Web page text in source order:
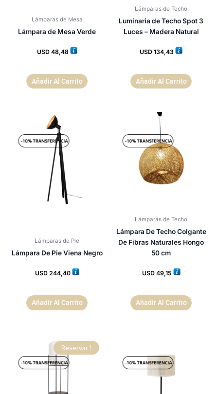
Lámparas de Mesa
Lámpara de Mesa Verde
USD48,48
Añadir Al Carrito
Lámparas de Techo
Luminaria de Techo Spot 3
Luces – Madera Natural
USD 134,43
Añadir Al Carrito
Lámparas de Pie
Lámpara De Pie Viena Negro
USD244,40
Añadir Al Carrito
Lámparas de Techo
Lámpara De Techo Colgante
De Fibras Naturales Hongo
50 cm
USD49,15
Añadir Al Carrito
Reservar !